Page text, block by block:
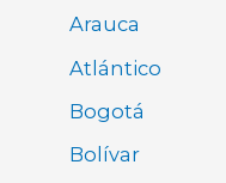
Arauca
Atlántico
Bogotá
Bolívar